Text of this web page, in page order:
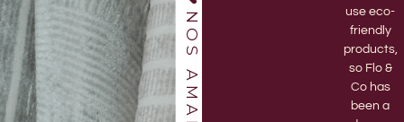
NOS AMAN
use eco-
friendly
products,
so Flo &
Co has
been a